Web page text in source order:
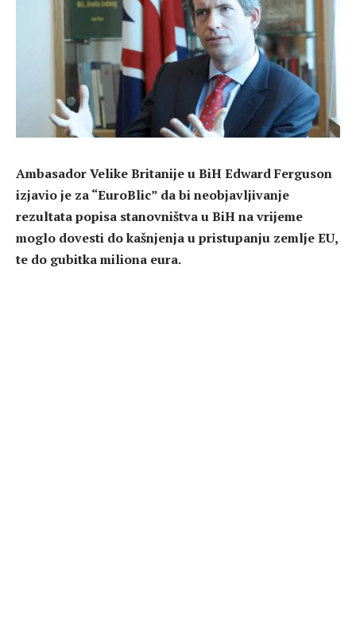
Ambasador Velike Britanije u BiH Edward Ferguson
izjavio je za “EuroBlic” da bi neobjavljivanje
rezultata popisa stanovništva u BiH na vrijeme
moglo dovesti do kašnjenja u pristupanju zemlje EU,
te do gubitka miliona eura.